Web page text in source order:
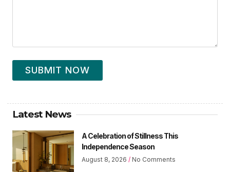
SUBMIT NOW
Latest News
A Celebration of Stillness This
Independence Season
August 8, 2026 No Comments